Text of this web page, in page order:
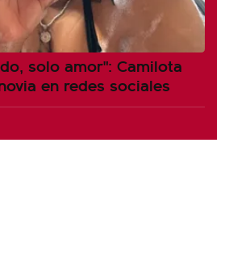
solo amor": Camilota
en redes sociales